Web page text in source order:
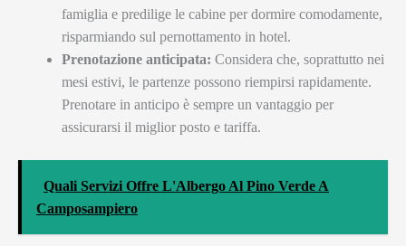
famiglia e predilige le cabine per dormire comodamente,
risparmiando sul pernottamento in hotel.
Prenotazione anticipata: Considera che, soprattutto nei
mesi estivi, le partenze possono riempirsi rapidamente.
Prenotare in anticipo è sempre un vantaggio per
assicurarsi il miglior posto e tariffa.
Quali Servizi Offre L'Albergo Al Pino Verde A
Camposampiero